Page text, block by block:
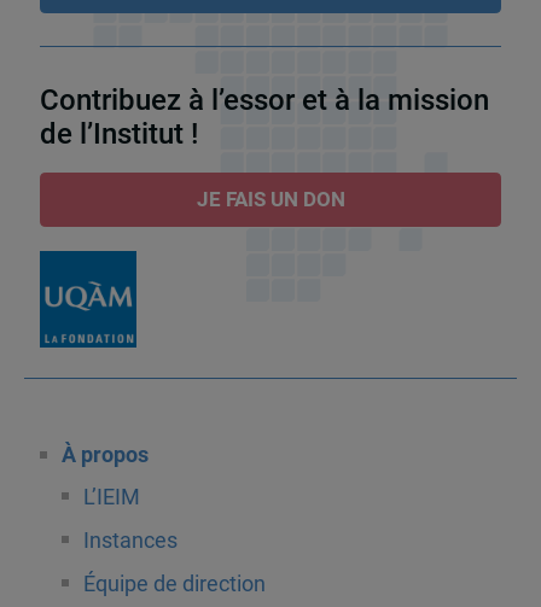
Contribuez à l’essor et à la mission
de l’Institut !
JE FAIS UN DON
À propos
L’IEIM
Instances
Équipe de direction